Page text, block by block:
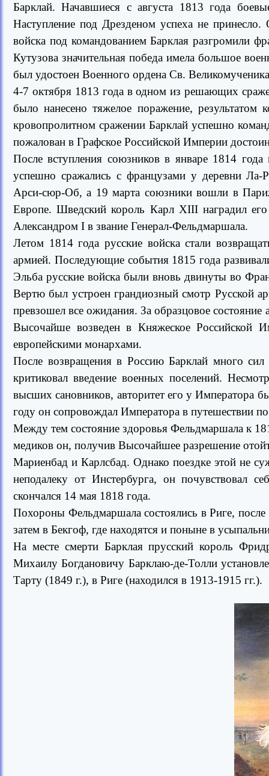
Барклай. Начавшиеся с августа 1813 года
Наступление под Дрезденом успеха не
войска под командованием Барклая разгромили
Кутузова значительная победа имела большое
был удостоен Военного ордена Св.
4-7 октября 1813 года в одном из решающих
было нанесено тяжелое поражение, результатом
кровопролитном сражении Барклай успешно
пожалован в Графское Российской Империи
После вступления союзников в январе 1814
успешно сражались с французами у деревни
Арси-сюр-Об, а 19 марта союзники вошли в
Европе. Шведский король Карл XIII наградил
Александром I в звание Генерал-Фельдмаршала.
Летом 1814 года русские войска стали
армией. Последующие события 1815 года
Эльба русские войска были вновь двинуты во
Вертю был устроен грандиозный смотр Русской
превзошел все ожидания. За образцовое
Высочайше возведен в Княжеское Российской
европейскими монархами.
После возвращения в Россию Барклай много
критиковал введение военных поселений.
высших сановников, авторитет его у Императора
году он сопровождал Императора в путешествии
Между тем состояние здоровья Фельдмаршала к
медиков он, получив Высочайшее разрешение
Мариенбад и Карлсбад. Однако поездке этой не
неподалеку от Инстербурга, он почувствовал
скончался 14 мая 1818 года.
Похороны Фельдмаршала состоялись в Риге,
затем в Бекгоф, где находятся и поныне в
На месте смерти Барклая прусский король
Михаилу Богдановичу Барклаю-де-Толли
Тарту (1849 г.), в Риге (находился в 1913-1915 гг.).